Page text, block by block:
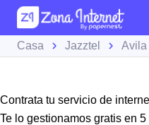
Casa Jazztel Avila
Contrata tu servicio de
Te lo gestionamos gratis en